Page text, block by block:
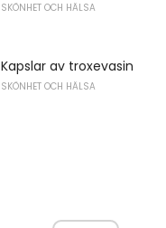
SKÖNHET OCH HÄLSA
Kapslar av troxevasin
SKÖNHET OCH HÄLSA